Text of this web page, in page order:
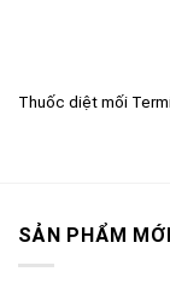
Thuốc diệt mối
SẢN PHẨM MỚI